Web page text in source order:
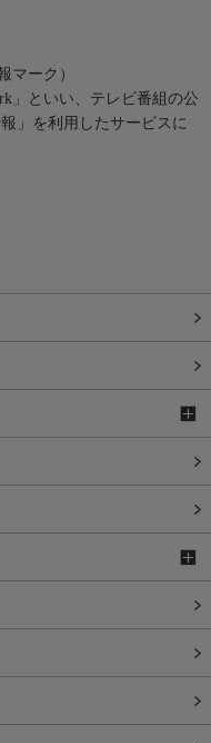
マーク）
」といい、テレビ番組の公
」を利用したサービスに